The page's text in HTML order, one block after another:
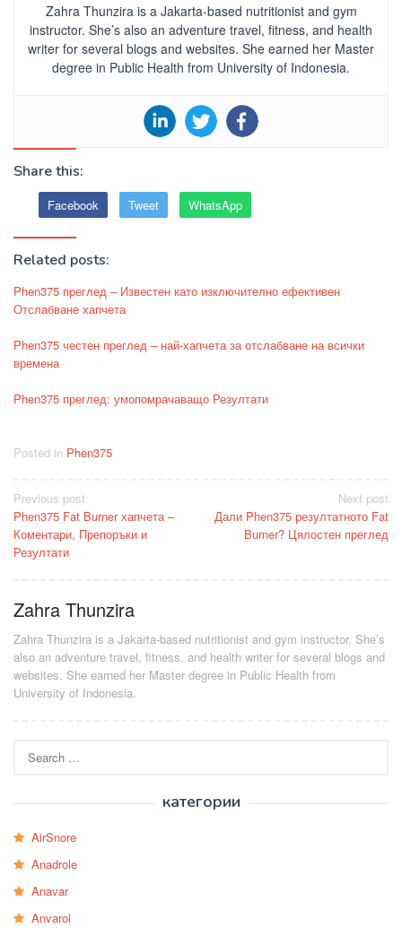
Zahra Thunzira is a Jakarta-based nutritionist and gym
instructor. She’s also an adventure travel, fitness, and health
writer for several blogs and websites. She earned her Master
degree in Public Health from University of Indonesia.
Share this:
Facebook Tweet WhatsApp
Related posts:
Phen375 преглед – Известен като изключително ефективен
Отслабване хапчета
Phen375 честен преглед – най-хапчета за отслабване на всички
времена
Phen375 преглед: умопомрачаващо Резултати
Posted in Phen375
Post
navigation
Previous post
Phen375 Fat Burner хапчета –
Коментари, Препоръки и
Резултати
Next post
Дали Phen375 резултатното Fat
Burner? Цялостен преглед
Zahra Thunzira
Zahra Thunzira is a Jakarta-based nutritionist and gym instructor. She’s
also an adventure travel, fitness, and health writer for several blogs and
websites. She earned her Master degree in Public Health from
University of Indonesia.
for:
категории
AirSnore
Anadrole
Anavar
Anvarol